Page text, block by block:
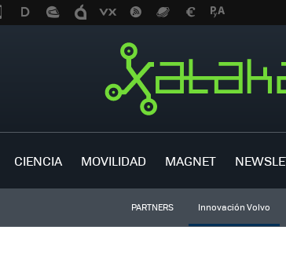
CIENCIA MOVILIDAD MAGNET
PARTNERS Innovación Volvo